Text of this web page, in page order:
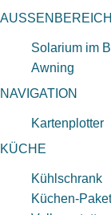
AUSSENBEREICH
Solarium im
Awning
NAVIGATION
Kartenplotter
KÜCHE
Kühlschrank
Küchen-Paket